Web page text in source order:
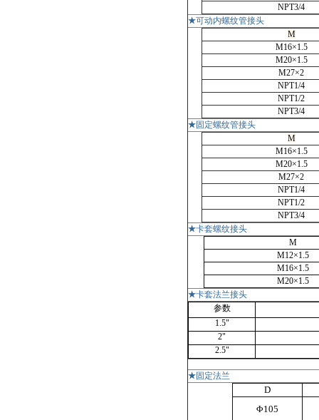
NPT3/4
★可动内螺纹管接头
M
M16×1.5
M20×1.5
M27×2
NPT1/4
NPT1/2
NPT3/4
★固定螺纹管接头
M
M16×1.5
M20×1.5
M27×2
NPT1/4
NPT1/2
NPT3/4
★卡套螺纹接头
M
M12×1.5
M16×1.5
M20×1.5
★卡套法兰接头
参数
1.5"
2"
2.5"
★固定法兰
D
Φ105